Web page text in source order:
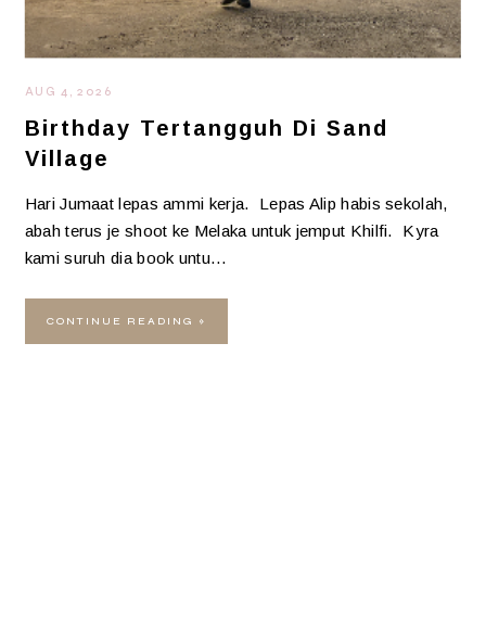
AUG 4, 2026
Birthday Tertangguh Di Sand
Village
Hari Jumaat lepas ammi kerja. Lepas Alip habis sekolah,
abah terus je shoot ke Melaka untuk jemput Khilfi. Kyra
kami suruh dia book untu…
CONTINUE READING »